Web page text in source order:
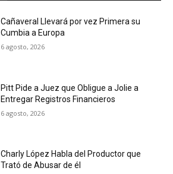
Cañaveral Llevará por vez Primera su
Cumbia a Europa
6 agosto, 2026
Pitt Pide a Juez que Obligue a Jolie a
Entregar Registros Financieros
6 agosto, 2026
Charly López Habla del Productor que
Trató de Abusar de él